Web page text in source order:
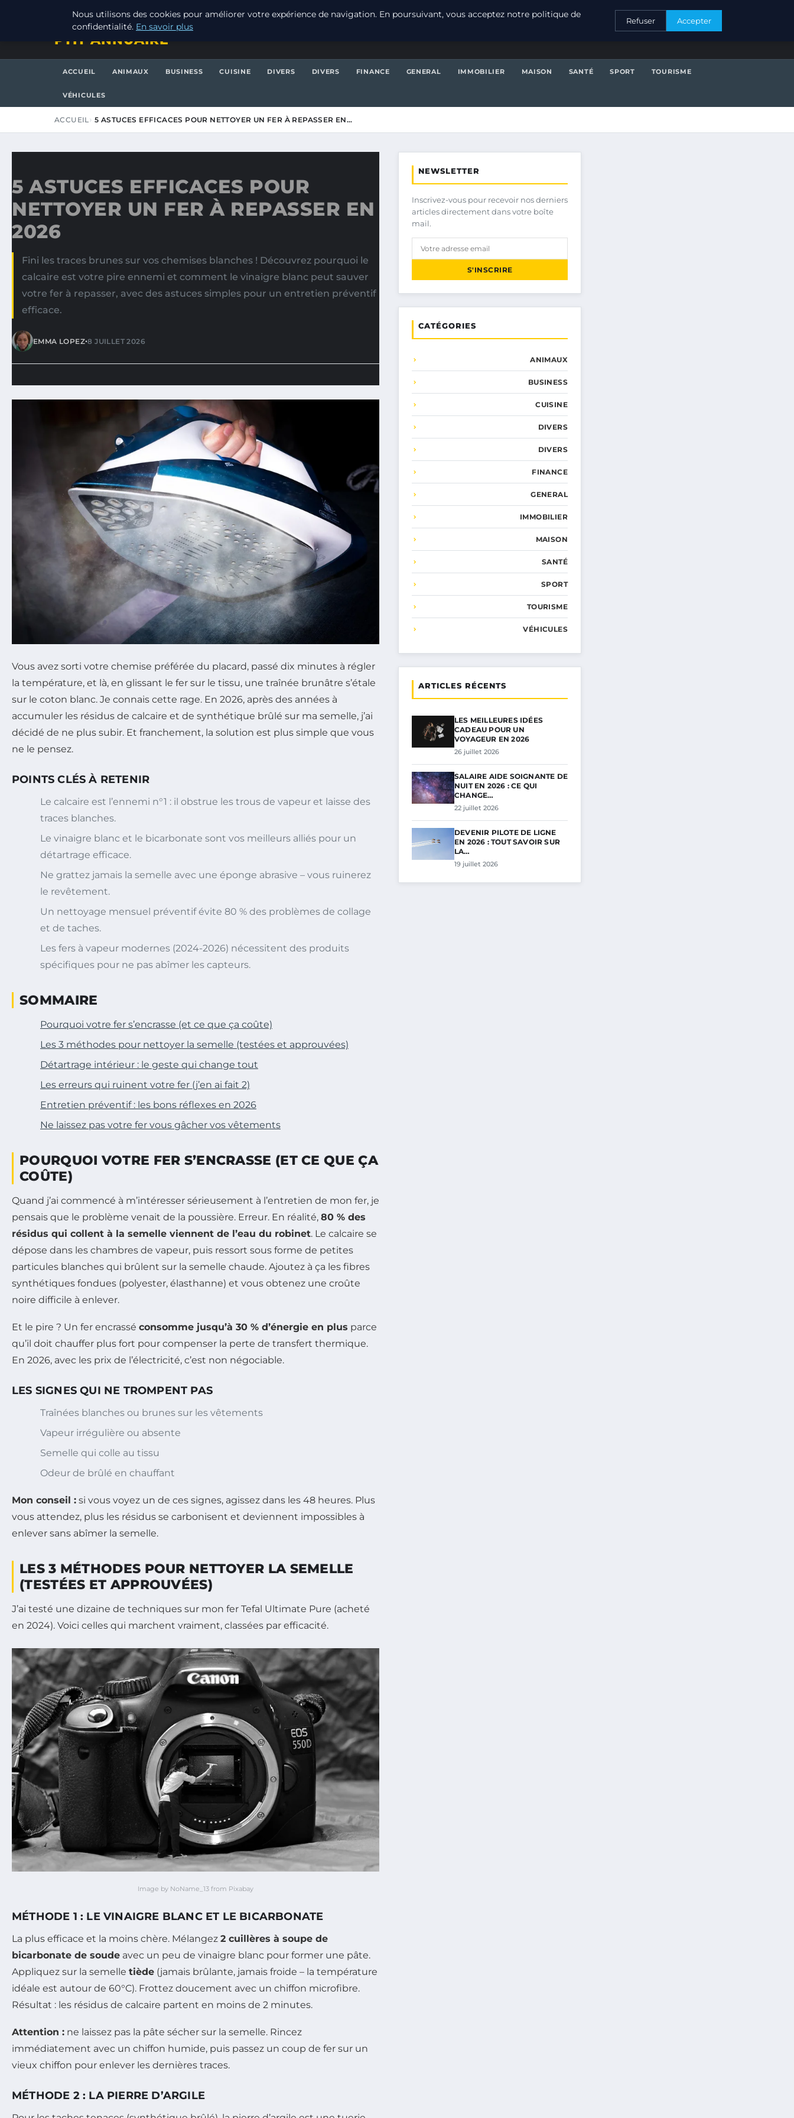
VENDREDI 7 AOÛT 2026 CONTACT
PTIT ANNUAIRE
ACCUEIL ANIMAUX BUSINESS CUISINE DIVERS DIVERS FINANCE GENERAL IMMOBILIER MAISON SANTÉ SPORT TOURISME
VÉHICULES
ACCUEIL 5 ASTUCES EFFICACES POUR NETTOYER UN FER À REPASSER EN…
5 ASTUCES EFFICACES POUR
NETTOYER UN FER À REPASSER EN
2026
Fini les traces brunes sur vos chemises blanches ! Découvrez pourquoi le
calcaire est votre pire ennemi et comment le vinaigre blanc peut sauver
votre fer à repasser, avec des astuces simples pour un entretien préventif
efficace.
EMMA LOPEZ•8 JUILLET 2026
Vous avez sorti votre chemise préférée du placard, passé dix minutes à régler
la température, et là, en glissant le fer sur le tissu, une traînée brunâtre s’étale
sur le coton blanc. Je connais cette rage. En 2026, après des années à
accumuler les résidus de calcaire et de synthétique brûlé sur ma semelle, j’ai
décidé de ne plus subir. Et franchement, la solution est plus simple que vous
ne le pensez.
POINTS CLÉS À RETENIR
Le calcaire est l’ennemi n°1 : il obstrue les trous de vapeur et laisse des
traces blanches.
Le vinaigre blanc et le bicarbonate sont vos meilleurs alliés pour un
détartrage efficace.
Ne grattez jamais la semelle avec une éponge abrasive – vous ruinerez
le revêtement.
Un nettoyage mensuel préventif évite 80 % des problèmes de collage
et de taches.
Les fers à vapeur modernes (2024-2026) nécessitent des produits
spécifiques pour ne pas abîmer les capteurs.
SOMMAIRE
Pourquoi votre fer s’encrasse (et ce que ça coûte)
Les 3 méthodes pour nettoyer la semelle (testées et approuvées)
Détartrage intérieur : le geste qui change tout
Les erreurs qui ruinent votre fer (j’en ai fait 2)
Entretien préventif : les bons réflexes en 2026
Ne laissez pas votre fer vous gâcher vos vêtements
POURQUOI VOTRE FER S’ENCRASSE (ET CE QUE ÇA
COÛTE)
Quand j’ai commencé à m’intéresser sérieusement à l’entretien de mon fer, je
pensais que le problème venait de la poussière. Erreur. En réalité, 80 % des
résidus qui collent à la semelle viennent de l’eau du robinet. Le calcaire se
dépose dans les chambres de vapeur, puis ressort sous forme de petites
particules blanches qui brûlent sur la semelle chaude. Ajoutez à ça les fibres
synthétiques fondues (polyester, élasthanne) et vous obtenez une croûte
noire difficile à enlever.
Et le pire ? Un fer encrassé consomme jusqu’à 30 % d’énergie en plus parce
qu’il doit chauffer plus fort pour compenser la perte de transfert thermique.
En 2026, avec les prix de l’électricité, c’est non négociable.
LES SIGNES QUI NE TROMPENT PAS
Traînées blanches ou brunes sur les vêtements
Vapeur irrégulière ou absente
Semelle qui colle au tissu
Odeur de brûlé en chauffant
Mon conseil : si vous voyez un de ces signes, agissez dans les 48 heures. Plus
vous attendez, plus les résidus se carbonisent et deviennent impossibles à
enlever sans abîmer la semelle.
LES 3 MÉTHODES POUR NETTOYER LA SEMELLE
(TESTÉES ET APPROUVÉES)
J’ai testé une dizaine de techniques sur mon fer Tefal Ultimate Pure (acheté
en 2024). Voici celles qui marchent vraiment, classées par efficacité.
Image by NoName_13 from Pixabay
MÉTHODE 1 : LE VINAIGRE BLANC ET LE BICARBONATE
La plus efficace et la moins chère. Mélangez 2 cuillères à soupe de
bicarbonate de soude avec un peu de vinaigre blanc pour former une pâte.
Appliquez sur la semelle tiède (jamais brûlante, jamais froide – la température
idéale est autour de 60°C). Frottez doucement avec un chiffon microfibre.
Résultat : les résidus de calcaire partent en moins de 2 minutes.
Attention : ne laissez pas la pâte sécher sur la semelle. Rincez
immédiatement avec un chiffon humide, puis passez un coup de fer sur un
vieux chiffon pour enlever les dernières traces.
MÉTHODE 2 : LA PIERRE D’ARGILE
NEWSLETTER
Inscrivez-vous pour recevoir nos derniers
articles directement dans votre boîte
mail.
S'INSCRIRE
CATÉGORIES
ANIMAUX
BUSINESS
CUISINE
DIVERS
DIVERS
FINANCE
GENERAL
IMMOBILIER
MAISON
SANTÉ
SPORT
TOURISME
VÉHICULES
ARTICLES RÉCENTS
LES MEILLEURES IDÉES
CADEAU POUR UN
VOYAGEUR EN 2026
26 juillet 2026
SALAIRE AIDE SOIGNANTE DE
NUIT EN 2026 : CE QUI
CHANGE…
22 juillet 2026
DEVENIR PILOTE DE LIGNE
EN 2026 : TOUT SAVOIR SUR
LA…
19 juillet 2026
Nous utilisons des cookies pour améliorer votre expérience de navigation. En poursuivant, vous acceptez notre politique de
confidentialité. En savoir plus
Refuser Accepter